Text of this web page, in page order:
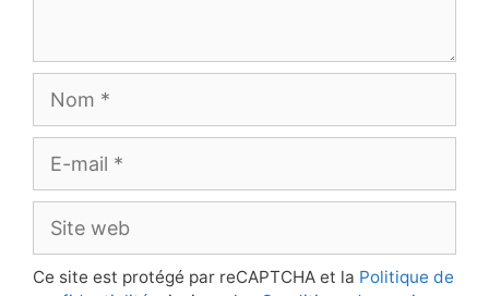
Site
Ce site est protégé par reCAPTCHA et la Politique de